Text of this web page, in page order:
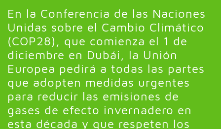
En la Conferencia de las Naciones
Unidas sobre el Cambio Climático
(COP28), que comienza el 1 de
diciembre en Dubái, la Unión
Europea pedirá a todas las partes
que adopten medidas urgentes
para reducir las emisiones de
gases de efecto invernadero en
esta década y que respeten los